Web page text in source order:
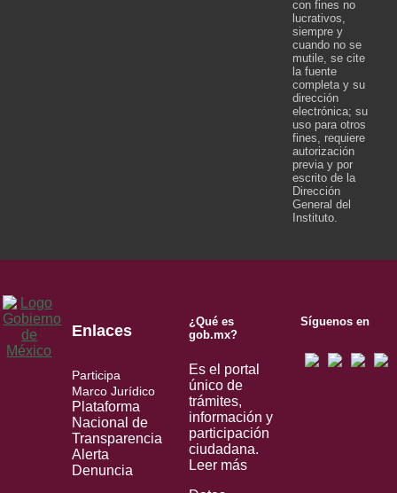
con fines no
lucrativos,
siempre y
cuando no se
mutile, se cite
la fuente
completa y su
dirección
electrónica; su
uso para otros
fines, requiere
autorización
previa y por
escrito de la
Dirección
General del
Instituto.
Enlaces
Participa
Marco Jurídico
Plataforma
Nacional de
Transparencia
Alerta
Denuncia
¿Qué es
gob.mx?
Es el portal
único de
trámites,
información y
participación
ciudadana.
Leer más
Síguenos en